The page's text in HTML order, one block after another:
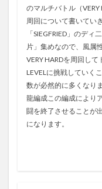
のマルチバトル（
周回について書いてい
「SIEGFRIED」のディ
片」集めなので、風属
VERY HARDを周回し
LEVELに挑戦していく
数が必然的に多くなり
龍編成この編成により
闘を終了させることが
になります。